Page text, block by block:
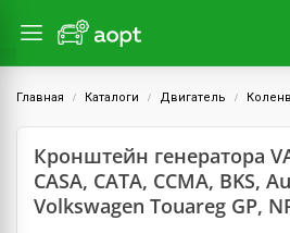
Главная Каталоги Двигатель
Кронштейн генератора
CASA, CATA, CCMA, BKS,
Volkswagen Touareg GP,